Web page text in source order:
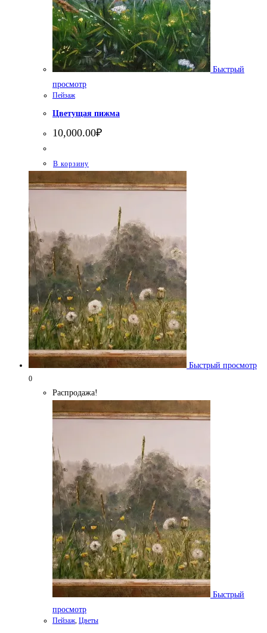
Быстрый
просмотр
Пейзаж
Цветущая пижма
10,000.00₽
В корзину
Быстрый просмотр
0
Распродажа!
Быстрый
просмотр
Пейзаж, Цветы